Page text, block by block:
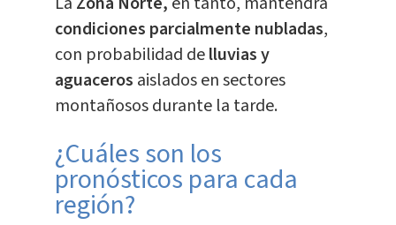
condiciones parcialmente nubladas,
con probabilidad delluvias y
aguaceros aislados en sectores
montañosos durante la tarde.
¿Cuáles son los
pronósticos para cada
región?